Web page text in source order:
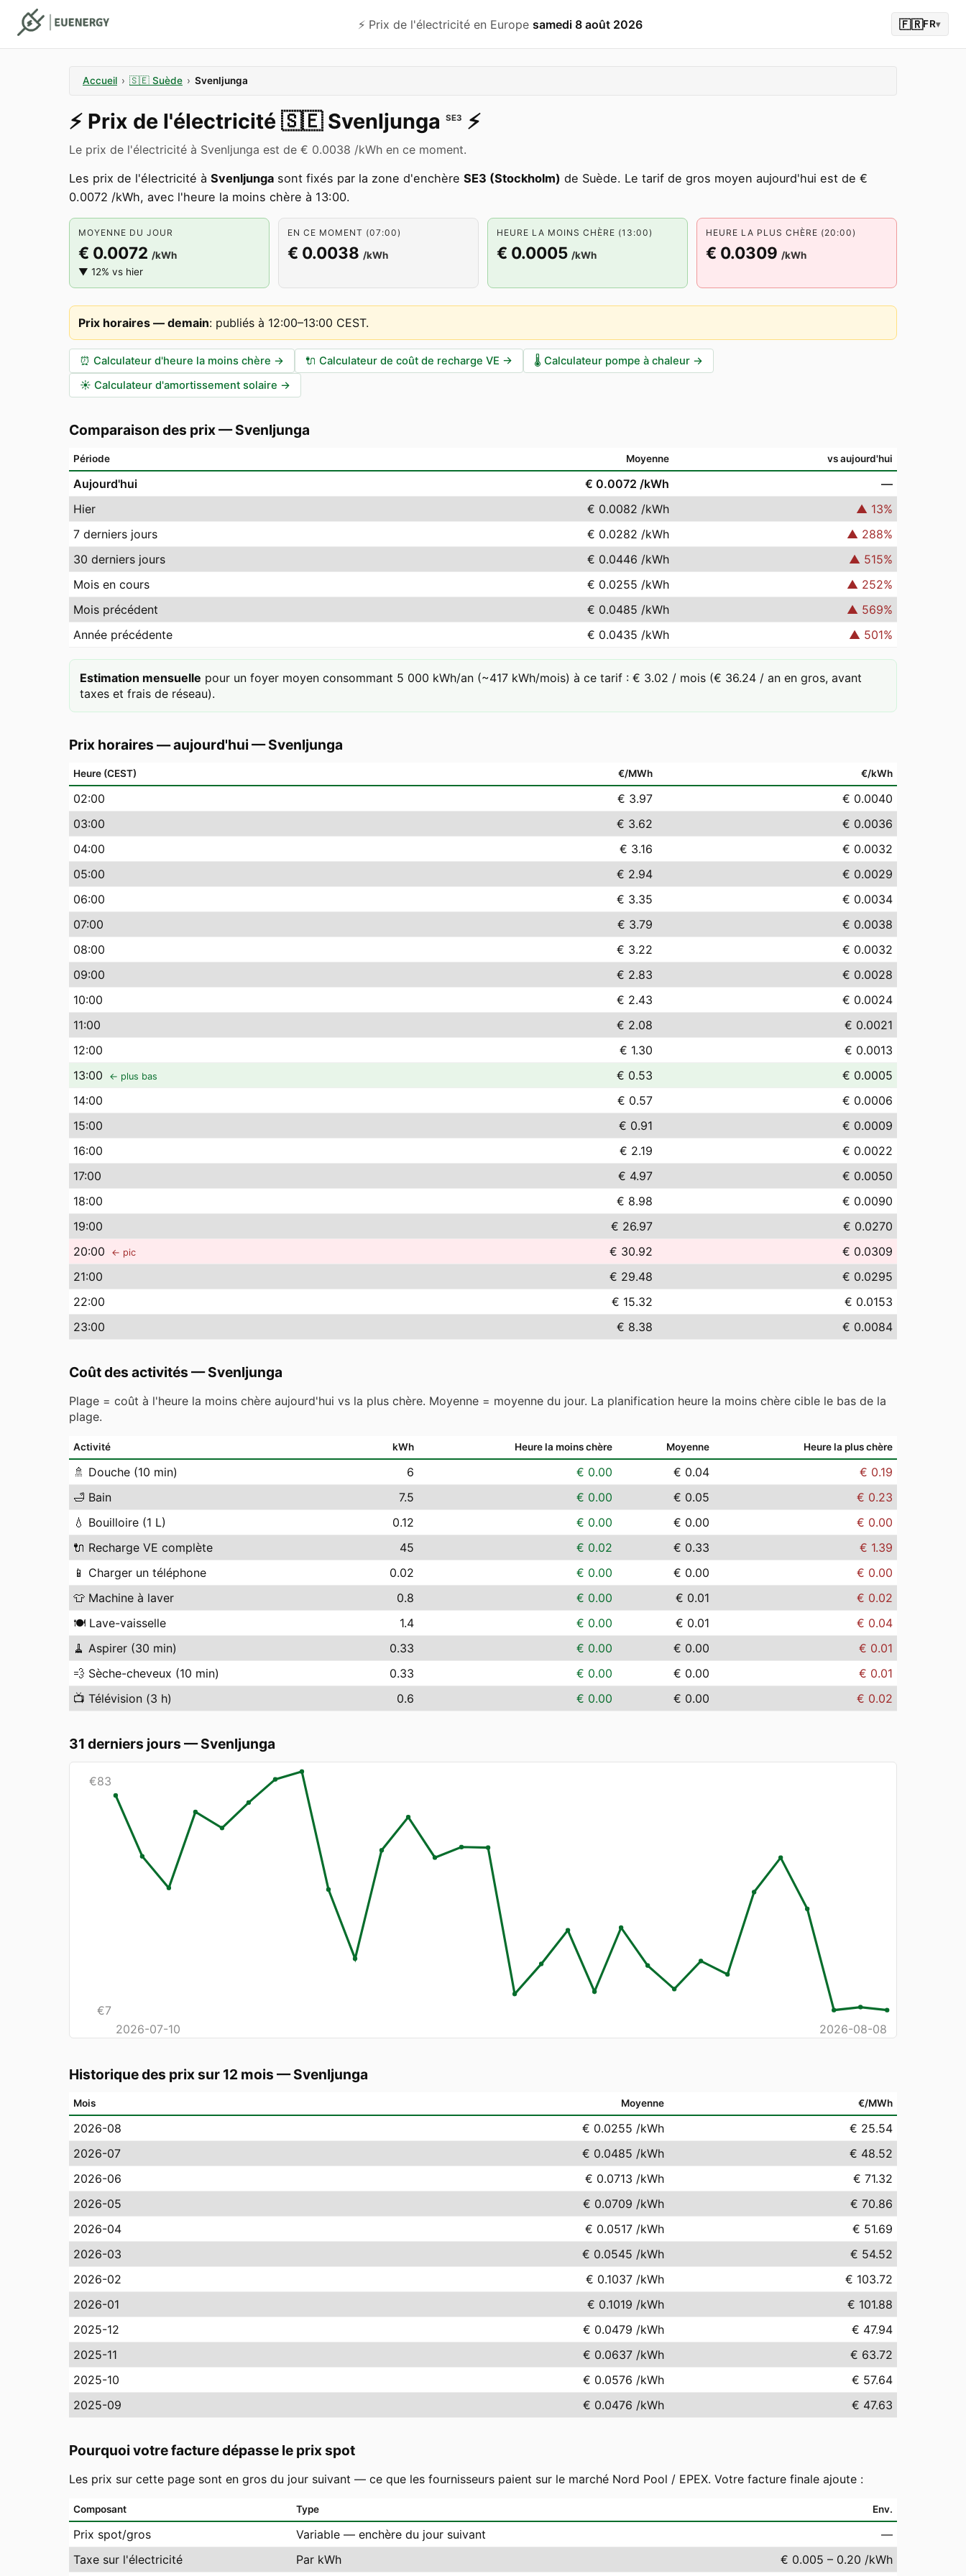
⚡️ Prix de l'électricité en Europe samedi 8 août 2026 🇫🇷FR▾
Accueil › 🇸🇪 Suède › Svenljunga
⚡️ Prix de l'électricité 🇸🇪 Svenljunga SE3 ⚡️
Le prix de l'électricité à Svenljunga est de € 0.0038 /kWh en ce moment.
Les prix de l'électricité à Svenljunga sont fixés par la zone d'enchère SE3 (Stockholm) de Suède. Le tarif de gros moyen aujourd'hui est de €
0.0072 /kWh, avec l'heure la moins chère à 13:00.
MOYENNE DU JOUR
€ 0.0072 /kWh
▼ 12% vs hier
EN CE MOMENT (07:00)
€ 0.0038 /kWh
HEURE LA MOINS CHÈRE (13:00)
€ 0.0005 /kWh
HEURE LA PLUS CHÈRE (20:00)
€ 0.0309 /kWh
Prix horaires — demain: publiés à 12:00–13:00 CEST.
⏰ Calculateur d'heure la moins chère → 🔌 Calculateur de coût de recharge VE → 🌡️ Calculateur pompe à chaleur →
☀️ Calculateur d'amortissement solaire →
Comparaison des prix—Svenljunga
Période Moyenne vs aujourd'hui
Aujourd'hui € 0.0072 /kWh
—
Hier
€ 0.0082 /kWh ▲ 13%
7 derniers jours
€ 0.0282 /kWh ▲ 288%
30 derniers jours
€ 0.0446 /kWh ▲ 515%
Mois en cours
€ 0.0255 /kWh ▲ 252%
Mois précédent
€ 0.0485 /kWh ▲ 569%
Année précédente
€ 0.0435 /kWh ▲ 501%
Estimation mensuelle pour un foyer moyen consommant 5 000 kWh/an (~417 kWh/mois) à ce tarif : € 3.02 / mois (€ 36.24 / an en gros, avant
taxes et frais de réseau).
Prix horaires — aujourd'hui —Svenljunga
Heure (CEST) €/MWh €/kWh
02:00 € 3.97
€ 0.0040
03:00 € 3.62
€ 0.0036
04:00 € 3.16
€ 0.0032
05:00 € 2.94
€ 0.0029
06:00 € 3.35
€ 0.0034
07:00 € 3.79
€ 0.0038
08:00 € 3.22
€ 0.0032
09:00 € 2.83
€ 0.0028
10:00 € 2.43
€ 0.0024
11:00 € 2.08
€ 0.0021
12:00 € 1.30
€ 0.0013
13:00 ← plus bas € 0.53
€ 0.0005
14:00 € 0.57
€ 0.0006
15:00 € 0.91
€ 0.0009
16:00 € 2.19
€ 0.0022
17:00 € 4.97
€ 0.0050
18:00 € 8.98
€ 0.0090
19:00 € 26.97
€ 0.0270
20:00 ← pic € 30.92
€ 0.0309
21:00 € 29.48
€ 0.0295
22:00 € 15.32
€ 0.0153
23:00 € 8.38 € 0.0084
Coût des activités —Svenljunga
Plage = coût à l'heure la moins chère aujourd'hui vs la plus chère. Moyenne = moyenne du jour. La planification heure la moins chère cible le bas de la
plage.
Activité kWh Heure la moins chère Moyenne Heure la plus chère
🚿 Douche (10 min) 6 € 0.00 € 0.04
€ 0.19
🛁 Bain 7.5 € 0.00 € 0.05
€ 0.23
💧 Bouilloire (1 L) 0.12 € 0.00 € 0.00
€ 0.00
🔌 Recharge VE complète 45 € 0.02 € 0.33
€ 1.39
📱 Charger un téléphone 0.02 € 0.00 € 0.00
€ 0.00
👕 Machine à laver 0.8 € 0.00 € 0.01
€ 0.02
🍽️ Lave-vaisselle 1.4 € 0.00 € 0.01
€ 0.04
🧹 Aspirer (30 min) 0.33 € 0.00 € 0.00
€ 0.01
💨 Sèche-cheveux (10 min) 0.33 € 0.00 € 0.00
€ 0.01
📺 Télévision (3 h) 0.6 € 0.00 € 0.00 € 0.02
31 derniers jours —Svenljunga
€83
€7
2026-07-10
2026-08-08
Historique des prix sur 12 mois —Svenljunga
Mois Moyenne €/MWh
2026-08 € 0.0255 /kWh
€ 25.54
2026-07
€ 0.0485 /kWh
€ 48.52
2026-06
€ 0.0713 /kWh
€ 71.32
2026-05
€ 0.0709 /kWh
€ 70.86
2026-04
€ 0.0517 /kWh
€ 51.69
2026-03
€ 0.0545 /kWh
€ 54.52
2026-02
€ 0.1037 /kWh
€ 103.72
2026-01
€ 0.1019 /kWh
€ 101.88
2025-12
€ 0.0479 /kWh
€ 47.94
2025-11
€ 0.0637 /kWh
€ 63.72
2025-10
€ 0.0576 /kWh
€ 57.64
2025-09
€ 0.0476 /kWh € 47.63
Pourquoi votre facture dépasse le prix spot
Les prix sur cette page sont en gros du jour suivant — ce que les fournisseurs paient sur le marché Nord Pool / EPEX. Votre facture finale ajoute :
Composant Type Env.
Prix spot/gros Variable — enchère du jour suivant
—
Taxe sur l'électricité
Par kWh € 0.005 – 0.20 /kWh